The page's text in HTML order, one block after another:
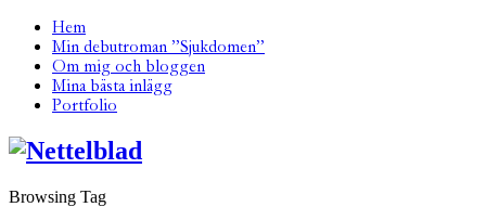
Hem
Min debutroman ”Sjukdomen”
Om mig och bloggen
Mina bästa inlägg
Portfolio
Browsing Tag